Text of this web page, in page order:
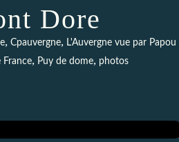
Dore
, Cpauvergne, L'Auvergne vue par Papou
France, Puy de dome, photos